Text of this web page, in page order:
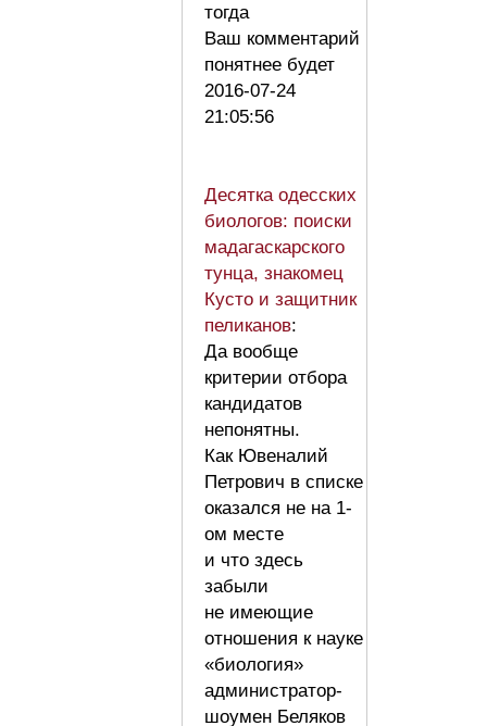
тогда
Ваш комментарий
понятнее будет
2016-07-24
21:05:56
Десятка одесских
биологов: поиски
мадагаскарского
тунца, знакомец
Кусто и защитник
пеликанов:
Да вообще
критерии отбора
кандидатов
непонятны.
Как Ювеналий
Петрович в списке
оказался не на 1-
ом месте
и что здесь
забыли
не имеющие
отношения к науке
«биология»
администратор-
шоумен Беляков